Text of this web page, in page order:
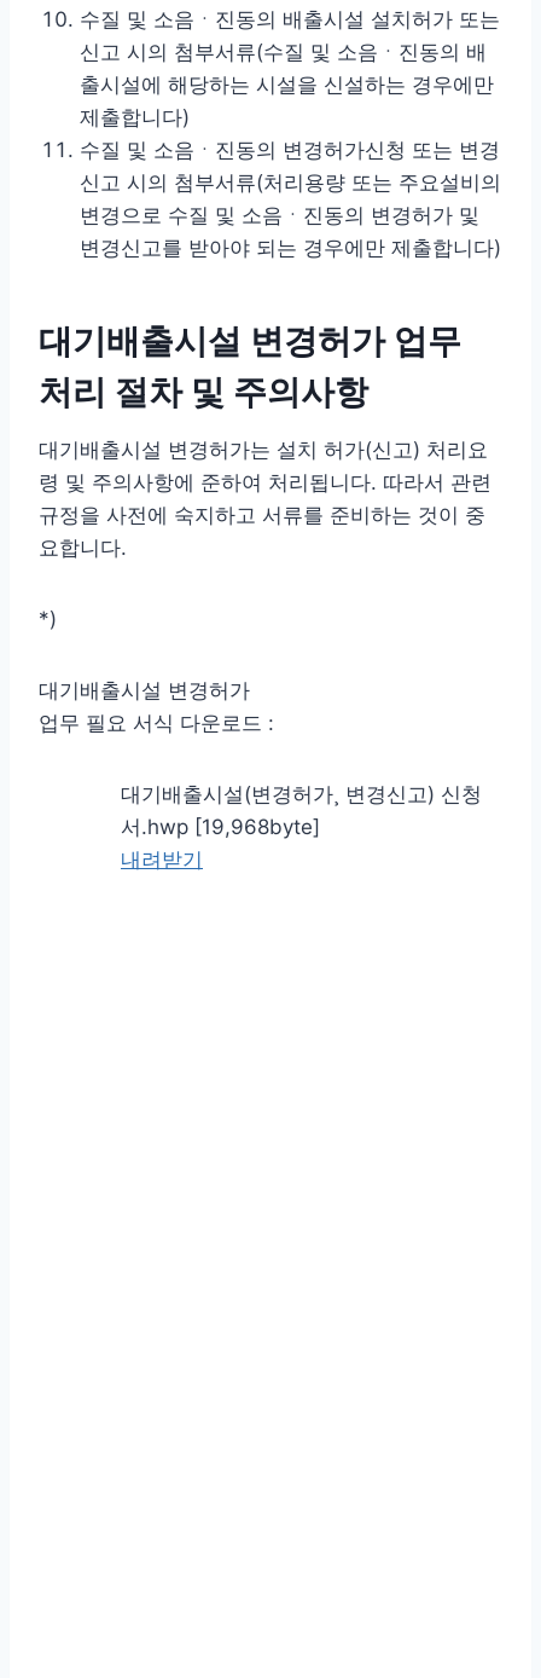
수질 및 소음ㆍ진동의 배출시설 설치허가 또는
신고 시의 첨부서류(수질 및 소음ㆍ진동의 배
출시설에 해당하는 시설을 신설하는 경우에만
제출합니다)
수질 및 소음ㆍ진동의 변경허가신청 또는 변경
신고 시의 첨부서류(처리용량 또는 주요설비의
변경으로 수질 및 소음ㆍ진동의 변경허가 및
변경신고를 받아야 되는 경우에만 제출합니다)
대기배출시설 변경허가 업무
처리 절차 및 주의사항
대기배출시설 변경허가는 설치 허가(신고) 처리요
령 및 주의사항에 준하여 처리됩니다. 따라서 관련
규정을 사전에 숙지하고 서류를 준비하는 것이 중
요합니다.
*)
대기배출시설 변경허가
업무 필요 서식 다운로드 :
대기배출시설(변경허가¸ 변경신고) 신청
서.hwp [19,968byte]
내려받기